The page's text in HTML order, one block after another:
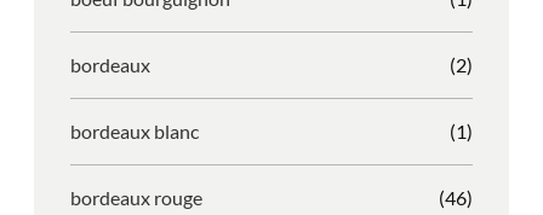
bordeaux (2)
bordeaux blanc (1)
bordeaux rouge (46)